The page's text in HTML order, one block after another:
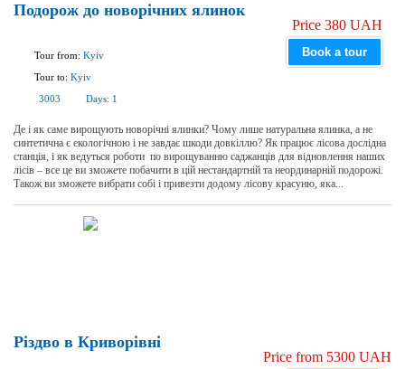
Подорож до новорічних ялинок
Tour from: Kyiv
Tour to: Kyiv
3003
Days: 1
Price 380 UAH
Book a tour
Де і як саме вирощують новорічні ялинки? Чому лише натуральна ялинка, а не
синтетична є екологічною і не завдає шкоди довкіллю? Як працює лісова дослідна
станція, і як ведуться роботи по вирощуванню саджанців для відновлення наших
лісів – все це ви зможете побачити в цій нестандартній та неординарній подорожі.
Також ви зможете вибрати собі і привезти додому лісову красуню, яка...
Різдво в Криворівні
Price from 5300 UAH